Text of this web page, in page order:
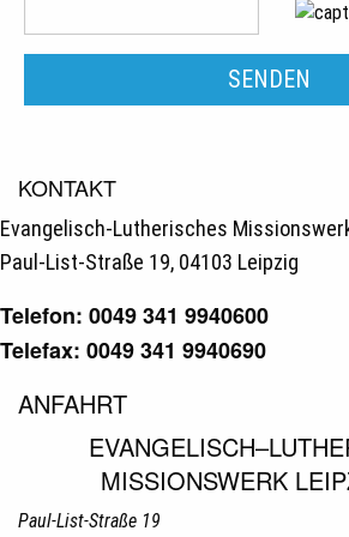
KONTAKT
Evangelisch-Lutherisches
Paul-List-Straße 19, 04103 Leipzig
Telefon: 0049 341 9940600
Telefax: 0049 341 9940690
ANFAHRT
MISSIONSWERK
Paul-List-Straße 19